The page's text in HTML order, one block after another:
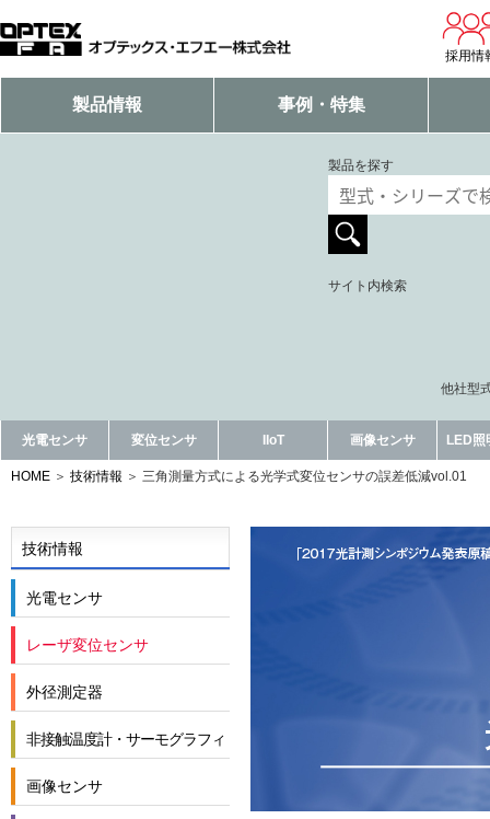
採用情
製品情報 事例・特集
製品を探す
サイト内検索
他社型
光電センサ 変位センサ IIoT 画像センサ LED照
HOME 技術情報 三角測量方式による光学式変位センサの誤差低減vol.01
技術情報
光電センサ
レーザ変位センサ
外径測定器
非接触温度計・サーモグラフィ
画像センサ